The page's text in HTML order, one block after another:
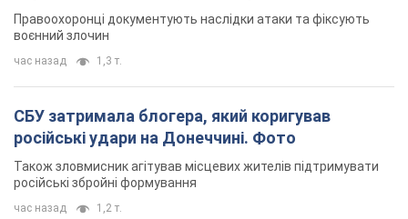
Правоохоронці документують наслідки атаки та фіксують
воєнний злочин
час назад 1,3 т.
СБУ затримала блогера, який коригував
російські удари на Донеччині. Фото
Також зловмисник агітував місцевих жителів підтримувати
російські збройні формування
час назад 1,2 т.